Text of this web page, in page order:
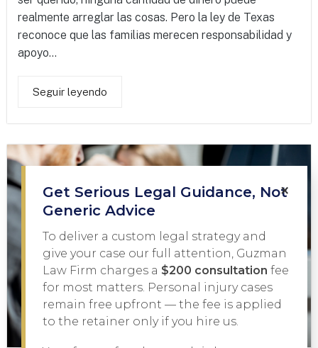
realmente arreglar las cosas. Pero la ley de Texas
reconoce que las familias merecen responsabilidad y
apoyo...
Seguir leyendo
×
Get Serious Legal Guidance, Not
Generic Advice
To deliver a custom legal strategy and
give your case our full attention, Guzman
Law Firm charges a $200 consultation fee
for most matters. Personal injury cases
remain free upfront — the fee is applied
to the retainer only if you hire us.